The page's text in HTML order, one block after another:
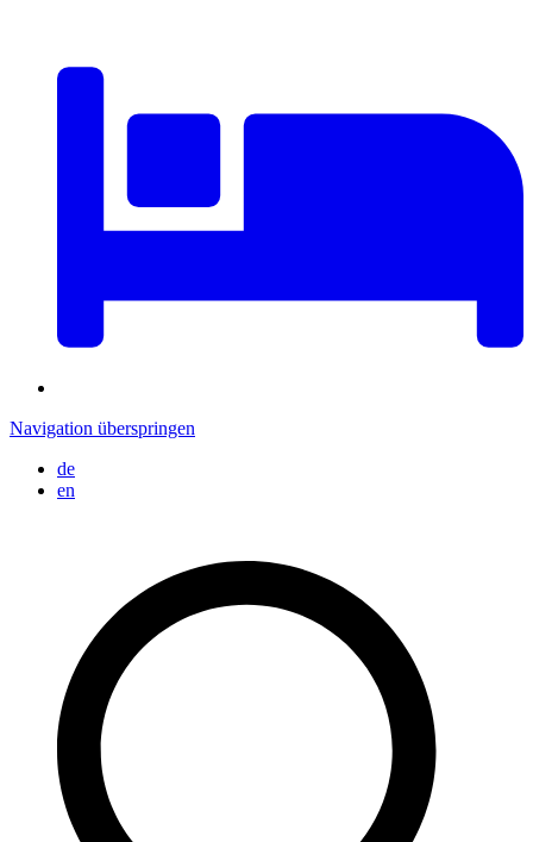
Navigation überspringen
de
en